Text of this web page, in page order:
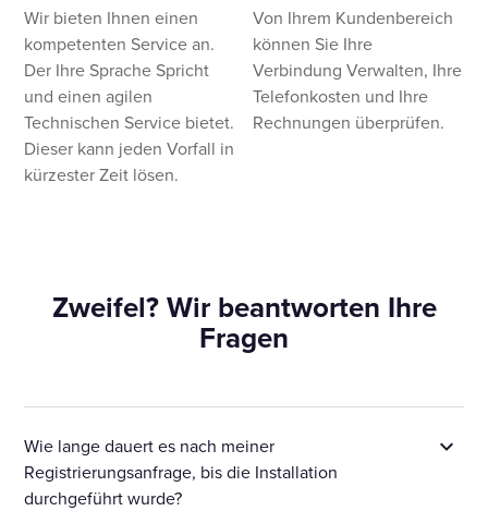
Wir bieten Ihnen einen
kompetenten Service an.
Der Ihre Sprache Spricht
und einen agilen
Technischen Service bietet.
Dieser kann jeden Vorfall in
kürzester Zeit lösen.
Von Ihrem Kundenbereich
können Sie Ihre
Verbindung Verwalten, Ihre
Telefonkosten und Ihre
Rechnungen überprüfen.
Zweifel? Wir beantworten Ihre
Fragen
Wie lange dauert es nach meiner
Registrierungsanfrage, bis die Installation
durchgeführt wurde?